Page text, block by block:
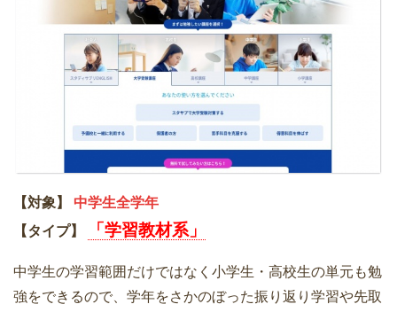
【対象】 中学生全学年
【タイプ】
「学習教材系」
中学生の学習範囲だけではなく小学生・高校生の単元も勉
強をできるので、学年をさかのぼった振り返り学習や先取